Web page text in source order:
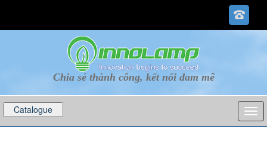
Chia sẻ thành công, kết nối đam mê
Catalogue p